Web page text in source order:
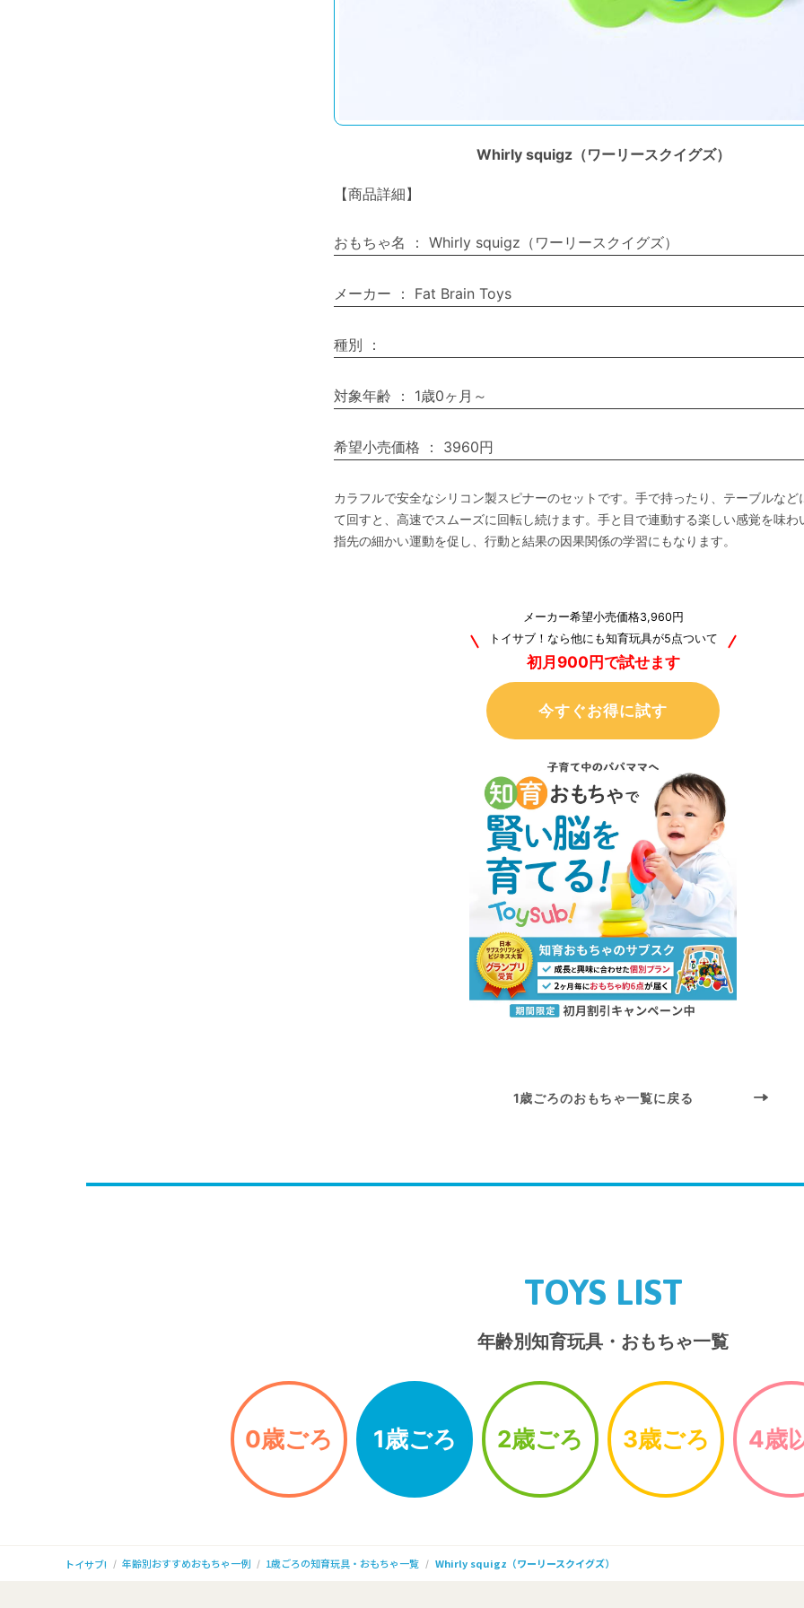
Whirly squigz（ワーリースクイグズ）
【商品詳細】
おもちゃ名 ： Whirly squigz（ワーリースクイグズ）
メーカー ： Fat Brain Toys
種別 ：
対象年齢 ： 1歳0ヶ月～
希望小売価格 ： 3960円
カラフルで安全なシリコン製スピナーのセットです。手で持ったり、テーブルなど
て回すと、高速でスムーズに回転し続けます。手と目で連動する楽しい感覚を味わ
指先の細かい運動を促し、行動と結果の因果関係の学習にもなります。
メーカー希望小売価格3,960円
トイサブ！なら他にも知育玩具が5点ついて
初月900円で試せます
今すぐお得に試す
1歳ごろのおもちゃ一覧に戻る
TOYS LIST
年齢別知育玩具・おもちゃ一覧
0歳ごろ 1歳ごろ 2歳ごろ 3歳ごろ 4歳
トイサブ! 年齢別おすすめおもちゃ一例 1歳ごろの知育玩具・おもちゃ一覧 Whirly squigz（ワーリースクイグズ）